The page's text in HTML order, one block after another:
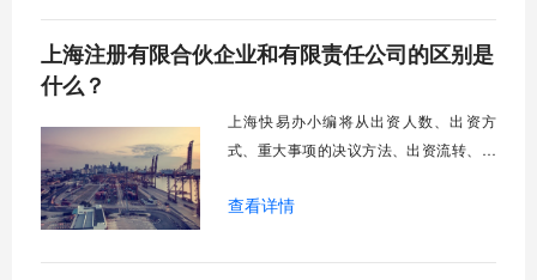
企业注册流程类似，但其内在的灵活性和
税务结构，却能为特定的商业场景带来意
上海注册有限合伙企业和有限责任公司的区别是
什么？
上海快易办小编将从出资人数、出资方
式、重大事项的决议方法、出资流转、纳
有限合伙企业和有限责任公司的区别是什
注册有限合伙企业合伙和有限责任公司前
查看详情